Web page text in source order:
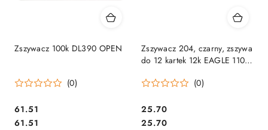
Zszywacz 100k DL390 OPEN
(0)
Cena:
61.51
Cena:
61.51
Zszywacz 204, czarny, zszywa
do 12 kartek 12k EAGLE 110-
(0)
Cena:
25.70
Cena:
25.70